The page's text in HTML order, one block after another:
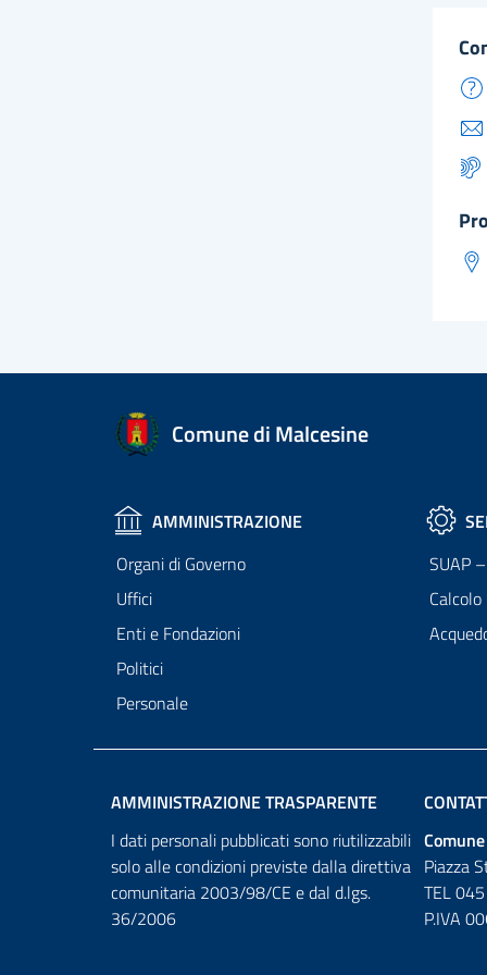
Comune di Malcesine
AMMINISTRAZIONE
Organi di Governo
Uffici
Enti e Fondazioni
Politici
Personale
SUAP
AMMINISTRAZIONE TRASPARENTE
I dati personali pubblicati sono riutilizzabili
solo alle condizioni previste dalla direttiva
comunitaria 2003/98/CE e dal d.lgs.
36/2006
Piazza
TEL
P.IVA